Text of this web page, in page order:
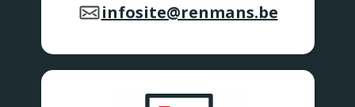
infosite@renmans.be